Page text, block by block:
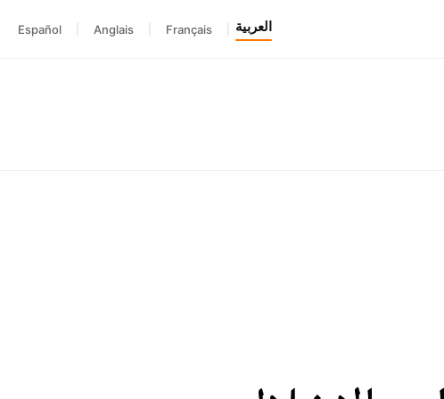
العربية Français
Anglais
Español